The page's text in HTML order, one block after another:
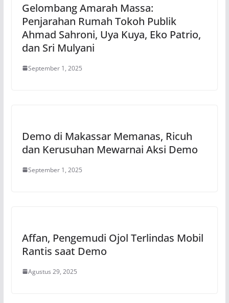
Gelombang Amarah Massa:
Penjarahan Rumah Tokoh Publik
Ahmad Sahroni, Uya Kuya, Eko Patrio,
dan Sri Mulyani
September 1, 2025
Demo di Makassar Memanas, Ricuh
dan Kerusuhan Mewarnai Aksi Demo
September 1, 2025
Affan, Pengemudi Ojol Terlindas Mobil
Rantis saat Demo
Agustus 29, 2025